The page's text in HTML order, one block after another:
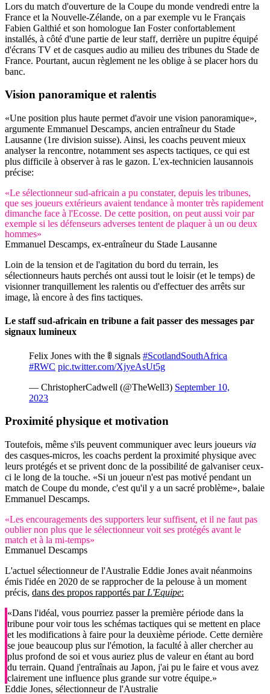
Lors du match d'ouverture de la Coupe du monde vendredi entre la
France et la Nouvelle-Zélande, on a par exemple vu le Français
Fabien Galthié et son homologue Ian Foster confortablement
installés, à côté d'une partie de leur staff, derrière un pupitre équipé
d'écrans TV et de casques audio au milieu des tribunes du Stade de
France. Pourtant, aucun règlement ne les oblige à se placer hors du
banc.
Vision panoramique et ralentis
«Une position plus haute permet d'avoir une vision panoramique»,
argumente Emmanuel Descamps, ancien entraîneur du Stade
Lausanne (1re division suisse). Ainsi, les coachs peuvent mieux
analyser la rencontre, notamment ses aspects tactiques, ce qui est
plus difficile à observer à ras le gazon. L'ex-technicien lausannois
précise:
«Le sélectionneur sud-africain a pu constater, depuis les tribunes,
que ses joueurs extérieurs avaient tendance à monter très rapidement
dimanche face à l'Ecosse. De cette position, on peut aussi voir par
exemple si les défenseurs adverses tentent de plaquer à un ou deux
hommes»
Emmanuel Descamps, ex-entraîneur du Stade Lausanne
Loin de la tension et de l'agitation du bord du terrain, les
sélectionneurs hauts perchés ont aussi tout le loisir (et le temps) de
visionner tranquillement les ralentis ou d'effectuer des arrêts sur
image, là encore à des fins tactiques.
Le staff sud-africain en tribune a fait passer des messages par
signaux lumineux
Felix Jones with the 🚦 signals #ScotlandSouthAfrica
#RWC pic.twitter.com/XjyeAsUt5g
— ChristopherCadwell (@TheWell3) September 10,
2023
Proximité physique etmotivation
Toutefois, même s'ils peuvent communiquer avec leurs joueurs via
des casques-micros, les coachs perdent la proximité physique avec
leurs protégés et se privent donc de la possibilité de galvaniser ceux-
ci le long de la touche. «Si un joueur n'est pas motivé pendant un
match de Coupe du monde, c'est qu'il y a un sacré problème», balaie
Emmanuel Descamps.
«Les encouragements des supporters leur suffisent, et il ne faut pas
oublier non plus que le sélectionneur voit ses protégés avant le
match et à la mi-temps»
Emmanuel Descamps
L'actuel sélectionneur de l'Australie Eddie Jones avait néanmoins
émis l'idée en 2020 de se rapprocher de la pelouse à un moment
précis, dans des propos rapportés par L'Equipe:
«Dans l'idéal, vous pourriez passer la première période dans la
tribune pour voir tous les schémas tactiques qui se mettent en place
et les modifications à faire pour la deuxième période. Cette dernière
se joue beaucoup plus sur l'émotion, la faculté à aller chercher au
plus profond de soi et vous auriez plus de valeur en étant au bord
du terrain. Quand j'entraînais au Japon, j'ai pu le faire et vous avez
clairement une influence plus grande sur votre équipe.»
Eddie Jones, sélectionneur de l'Australie